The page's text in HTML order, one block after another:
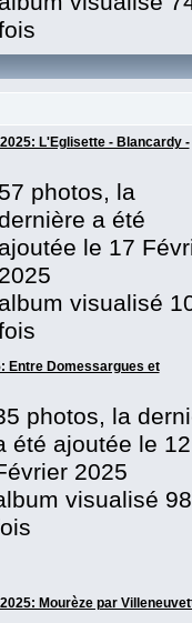
L'Eglisette - Blancardy -
57 photos, la
a été
ajoutée le 17
2025
album visualisé
Entre Domessargues et
photos, la
été ajoutée le 12
2025
visualisé 98
Mourèze par